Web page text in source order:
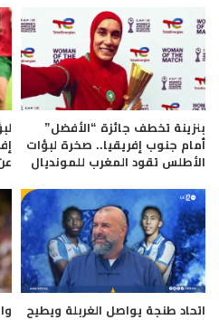
بنزينة تخطف جائزة “الأفضل”
أمام جنوب إفريقيا.. صخرة لبؤات
الأطلس تقود المغرب للمونديال
اتحاد طنجة يواصل الغربلة ويطيح